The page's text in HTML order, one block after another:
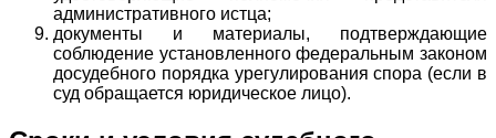
административного истца;
документы и материалы, подтверждающие
соблюдение установленного федеральным законом
досудебного порядка урегулирования спора (если в
суд обращается юридическое лицо).